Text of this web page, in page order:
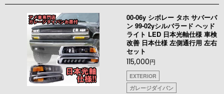
00-06y シボレー タホ サバーバ
ン 99-02yシルバラード ヘッド
ライト LED 日本光軸仕様 車検
改善 日本仕様 左側通行用 左右
セット
115,000円
EXTERIOR
ガレージダイバン